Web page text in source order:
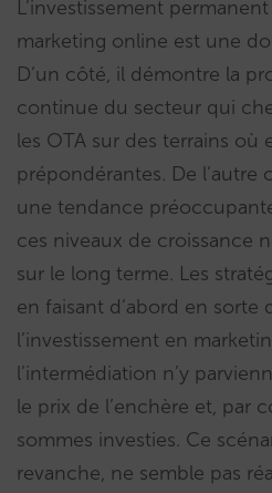
L’investissement
marketing online est une
D’un côté, il démontre la
continue du secteur qui
les OTA sur des terrains où
prépondérantes. De l’autre
une tendance
ces niveaux de croissance
sur le long terme. Les
en faisant d’abord en sorte
l’investissement en
l’intermédiation n’y
le prix de l’enchère et, par
sommes investies. Ce
revanche, ne semble pas